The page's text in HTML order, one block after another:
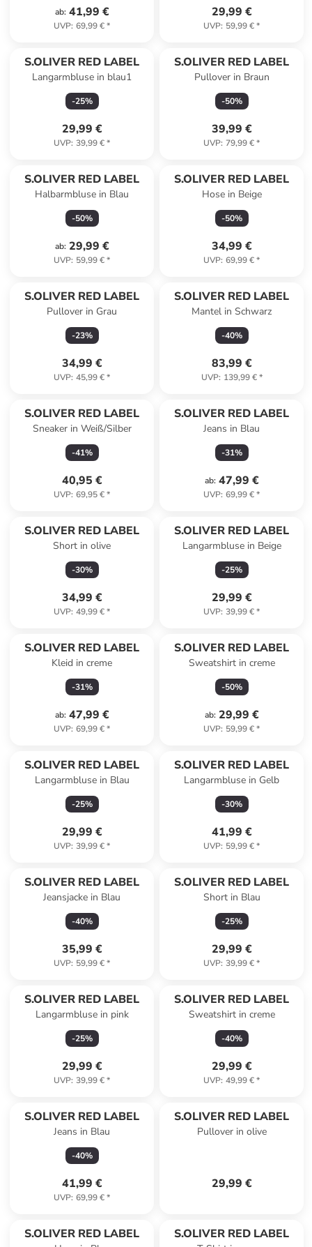
ab: 41,99 €
UVP: 69,99 €*
29,99 €
UVP: 59,99 €*
S.OLIVER RED LABEL
Langarmbluse in blau1
-25%
29,99 €
UVP: 39,99 €*
S.OLIVER RED LABEL
Pullover in Braun
-50%
39,99 €
UVP: 79,99 €*
S.OLIVER RED LABEL
Halbarmbluse in Blau
-50%
ab: 29,99 €
UVP: 59,99 €*
S.OLIVER RED LABEL
Hose in Beige
-50%
34,99 €
UVP: 69,99 €*
S.OLIVER RED LABEL
Pullover in Grau
-23%
34,99 €
UVP: 45,99 €*
S.OLIVER RED LABEL
Mantel in Schwarz
-40%
83,99 €
UVP: 139,99 €*
S.OLIVER RED LABEL
Sneaker in Weiß/Silber
-41%
40,95 €
UVP: 69,95 €*
S.OLIVER RED LABEL
Jeans in Blau
-31%
ab: 47,99 €
UVP: 69,99 €*
S.OLIVER RED LABEL
Short in olive
-30%
34,99 €
UVP: 49,99 €*
S.OLIVER RED LABEL
Langarmbluse in Beige
-25%
29,99 €
UVP: 39,99 €*
S.OLIVER RED LABEL
Kleid in creme
-31%
ab: 47,99 €
UVP: 69,99 €*
S.OLIVER RED LABEL
Sweatshirt in creme
-50%
ab: 29,99 €
UVP: 59,99 €*
S.OLIVER RED LABEL
Langarmbluse in Blau
-25%
29,99 €
UVP: 39,99 €*
S.OLIVER RED LABEL
Langarmbluse in Gelb
-30%
41,99 €
UVP: 59,99 €*
S.OLIVER RED LABEL
Jeansjacke in Blau
-40%
35,99 €
UVP: 59,99 €*
S.OLIVER RED LABEL
Short in Blau
-25%
29,99 €
UVP: 39,99 €*
S.OLIVER RED LABEL
Langarmbluse in pink
-25%
29,99 €
UVP: 39,99 €*
S.OLIVER RED LABEL
Sweatshirt in creme
-40%
29,99 €
UVP: 49,99 €*
S.OLIVER RED LABEL
Jeans in Blau
-40%
41,99 €
UVP: 69,99 €*
S.OLIVER RED LABEL
Pullover in olive
29,99 €
S.OLIVER RED LABEL S.OLIVER RED LABEL